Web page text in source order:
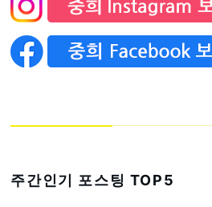
주간인기 포스팅 TOP5